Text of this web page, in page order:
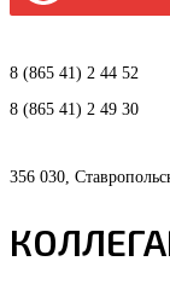
8 (865 41) 2 44 52
8 (865 41) 2 49 30
356 030,